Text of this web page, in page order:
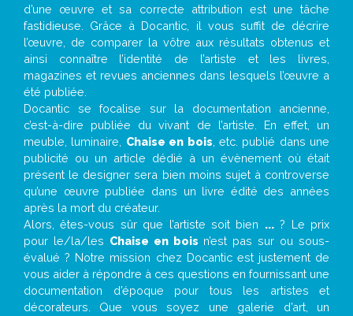
d’une œuvre et sa correcte attribution est une tâche
fastidieuse. Grâce à Docantic, il vous suffit de décrire
l’œuvre, de comparer la vôtre aux résultats obtenus et
ainsi connaître l’identité de l’artiste et les livres,
magazines et revues anciennes dans lesquels l’œuvre a
été publiée.
Docantic se focalise sur la documentation ancienne,
c’est-à-dire publiée du vivant de l’artiste. En effet, un
meuble, luminaire, Chaise en bois , etc. publié dans une
publicité ou un article dédié à un évènement où était
présent le designer sera bien moins sujet à controverse
qu’une œuvre publiée dans un livre édité des années
après la mort du créateur.
Alors, êtes-vous sûr que l’artiste soit bien ...? Le prix
pour le/la/les Chaise en bois n’est pas sur ou sous-
évalué ? Notre mission chez Docantic est justement de
vous aider à répondre à ces questions en fournissant une
documentation d’époque pour tous les artistes et
décorateurs. Que vous soyez une galerie d’art, un